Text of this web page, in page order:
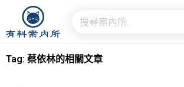
Tag: 蔡依林的相關文章